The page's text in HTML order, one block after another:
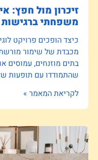
זיכרון מול חפץ:
משפחתי ברגישות
כיצד הופכים פרויקט
מכבדת של שימור
בתים מוזנחים, עמוסים
שהתמודדו עם תופעות
לקריאת המאמר »